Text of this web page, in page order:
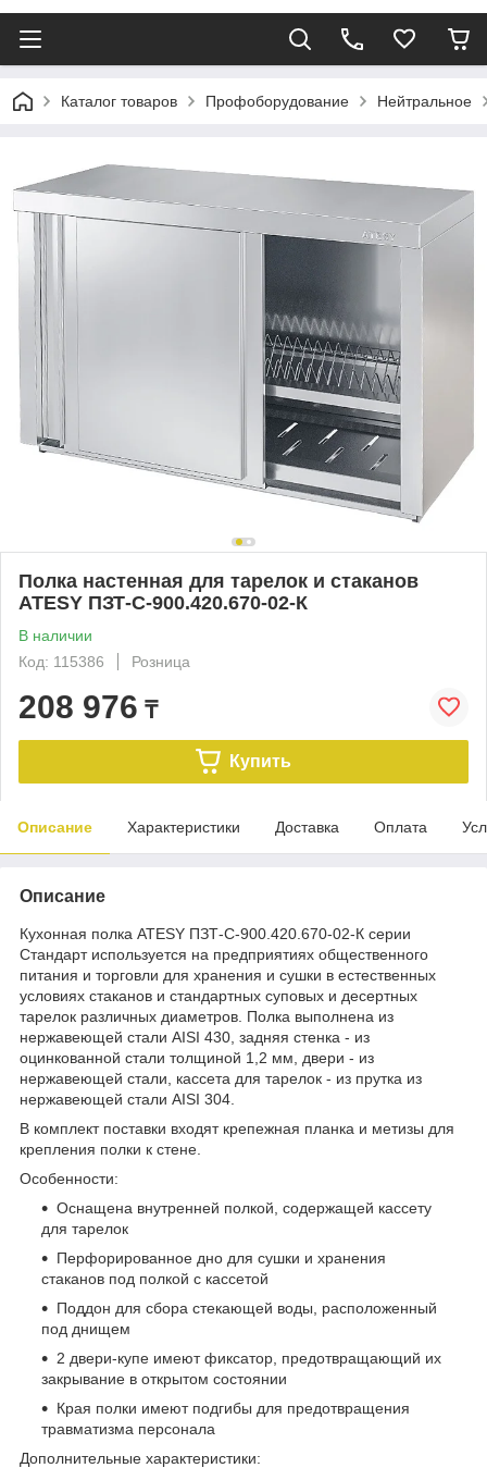
Каталог товаров Профоборудование Нейтральное
Полка настенная для тарелок и стаканов
ATESY ПЗТ-С-900.420.670-02-К
В наличии
Код: 115386
Розница
208 976 ₸
Купить
Описание Характеристики Доставка Оплата
Описание
Кухонная​ полка ATESY ПЗТ-С-900.420.670-02-К серии
Стандарт используется на предприятиях общественного
питания и торговли для хранения и сушки в естественных
условиях стаканов и стандартных суповых и десертных
тарелок различных диаметров. Полка выполнена из
нержавеющей стали AISI 430, задняя стенка - из
оцинкованной стали толщиной 1,2 мм, двери - из
нержавеющей стали, кассета для тарелок - из прутка из
нержавеющей стали AISI 304.
В комплект поставки входят крепежная планка и метизы для
крепления полки к стене.
Особенности:
Оснащена внутренней полкой, содержащей кассету
для тарелок
Перфорированное дно для сушки и хранения
стаканов под полкой с кассетой
Поддон для сбора стекающей воды, расположенный
под днищем
2 двери-купе имеют фиксатор, предотвращающий их
закрывание в открытом состоянии
Края полки имеют подгибы для предотвращения
травматизма персонала
Дополнительные характеристики: